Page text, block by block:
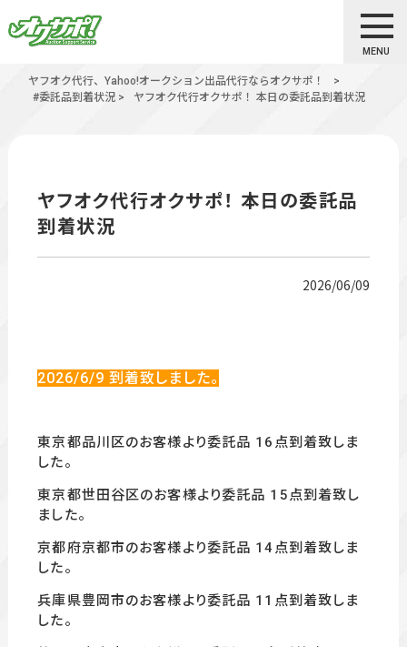
MENU
ヤフオク代行、Yahoo!オークション出品代行ならオクサポ！
>
#委託品到着状況 > ヤフオク代行オクサポ！ 本日の委託品到着状況
ヤフオク代行オクサポ！ 本日の委託品
到着状況
2026/06/09
2026/6/9 到着致しました。
東京都品川区のお客様より委託品 16 点到着致しま
した。
東京都世田谷区のお客様より委託品 15点到着致し
ました。
京都府京都市のお客様より委託品 14 点到着致しま
した。
兵庫県豊岡市のお客様より委託品 11 点到着致しま
した。